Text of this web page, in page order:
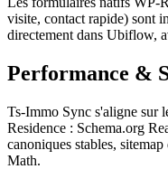
visite, contact rapide) sont
directement dans Ubiflow,
Performance &
Ts-Immo Sync s'aligne sur
Residence : Schema.org
canoniques stables,
Math.